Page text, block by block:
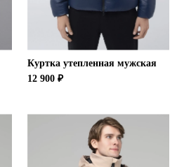
Куртка утепленная мужская
12 900 ₽